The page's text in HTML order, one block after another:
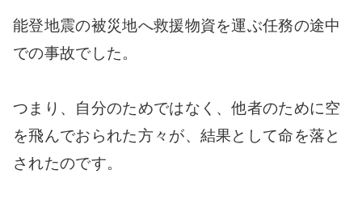
能登地震の被災地へ救援物資を運ぶ任務の途中
での事故でした。
つまり、自分のためではなく、他者のために空
を飛んでおられた方々が、結果として命を落と
されたのです。